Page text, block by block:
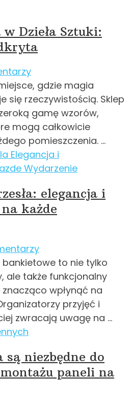
Dzieła Sztuki:
gdzie magia
się rzeczywistością. Sklep
gamę wzorów,
mogą całkowicie
pomieszczenia. …
elegancja i
każde
bankietowe to nie tylko
ale także funkcjonalny
wpłynąć na
przyjęć i
zwracają uwagę na …
niezbędne do
paneli na